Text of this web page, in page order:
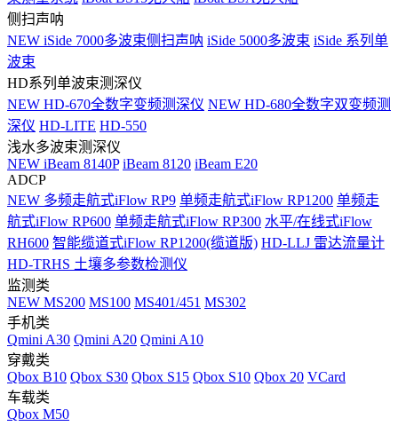
侧扫声呐
NEW iSide 7000多波束侧扫声呐 iSide 5000多波束 iSide 系列单
波束
HD系列单波束测深仪
NEW HD-670全数字变频测深仪 NEW HD-680全数字双变频测
深仪 HD-LITE HD-550
浅水多波束测深仪
NEW iBeam 8140P iBeam 8120 iBeam E20
ADCP
NEW 多频走航式iFlow RP9 单频走航式iFlow RP1200 单频走
航式iFlow RP600 单频走航式iFlow RP300 水平/在线式iFlow
RH600 智能缆道式iFlow RP1200(缆道版) HD-LLJ 雷达流量计
HD-TRHS 土壤多参数检测仪
监测类
NEW MS200 MS100 MS401/451 MS302
手机类
Qmini A30 Qmini A20 Qmini A10
穿戴类
Qbox B10 Qbox S30 Qbox S15 Qbox S10 Qbox 20 VCard
车载类
Qbox M50